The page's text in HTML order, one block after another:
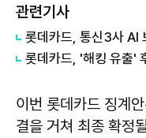
관련기사
이번 롯데카드 징계
결을 거쳐 최종 확정